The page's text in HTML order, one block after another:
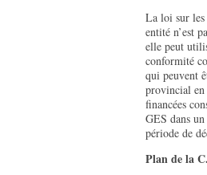
La loi sur les
entité n’est
elle peut
conformité
qui peuvent
provincial en
financées
GES dans
période de
Plan de la